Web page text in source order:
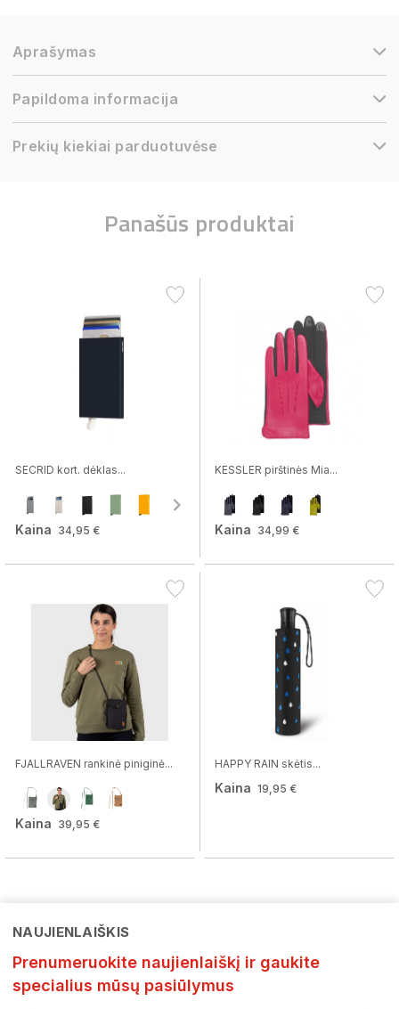
Aprašymas
Papildoma informacija
Prekių kiekiai parduotuvėse
Panašūs produktai
SECRID kort. dėklas...
Kaina 34,95 €
KESSLER pirštinės Mia...
Kaina 34,99 €
FJALLRAVEN rankinė piniginė...
Kaina 39,95 €
HAPPY RAIN skėtis...
Kaina 19,95 €
NAUJIENLAIŠKIS
Prenumeruokite naujienlaiškį ir gaukite
specialius mūsų pasiūlymus